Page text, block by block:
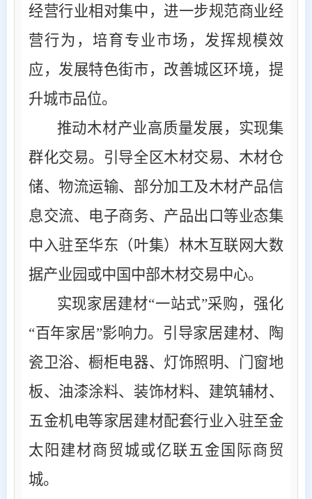
经营行业相对集中，进一步规范商业经
营行为，培育专业市场，发挥规模效
应，发展特色街市，改善城区环境，提
升城市品位。
推动木材产业高质量发展，实现集
群化交易。引导全区木材交易、木材仓
储、物流运输、部分加工及木材产品信
息交流、电子商务、产品出口等业态集
中入驻至华东（叶集）林木互联网大数
据产业园或中国中部木材交易中心。
实现家居建材“一站式”采购，强化
“百年家居”影响力。引导家居建材、陶
瓷卫浴、橱柜电器、灯饰照明、门窗地
板、油漆涂料、装饰材料、建筑辅材、
五金机电等家居建材配套行业入驻至金
太阳建材商贸城或亿联五金国际商贸
城。